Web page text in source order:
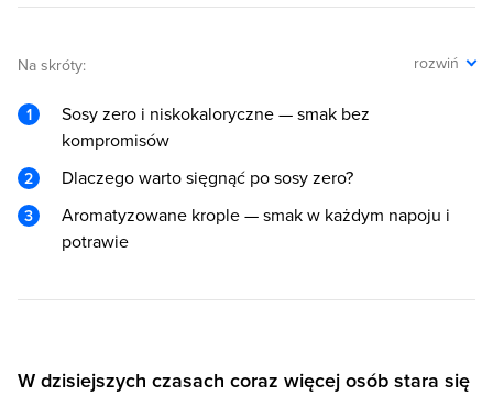
Na skróty: rozwiń
Sosy zero i niskokaloryczne — smak bez
kompromisów
Dlaczego warto sięgnąć po sosy zero?
Aromatyzowane krople — smak w każdym napoju i
potrawie
W dzisiejszych czasach coraz więcej osób stara się